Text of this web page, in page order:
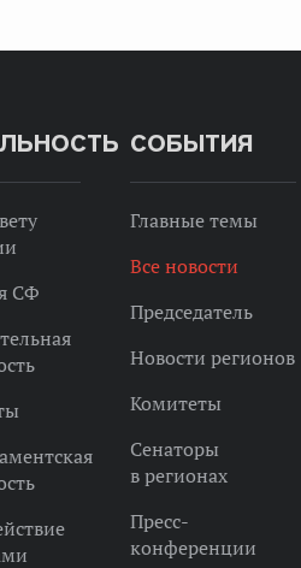
СФ
СОБЫТИЯ
Главные темы
Все новости
Председатель
Новости регионов
Комитеты
Сенаторы
в регионах
Пресс-
конференции